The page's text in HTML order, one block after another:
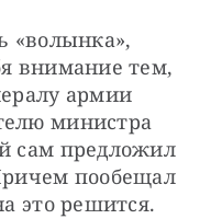
«волынка»,
внимание тем,
армии
министра
сам предложил
пообещал
это решится.